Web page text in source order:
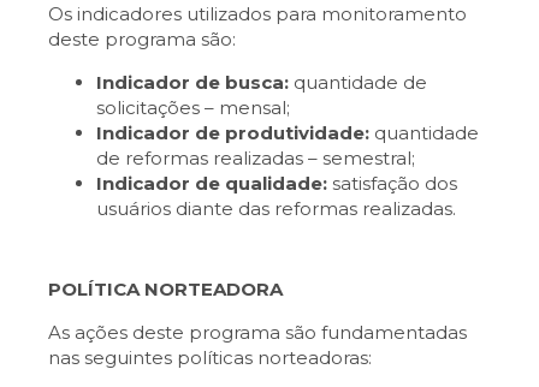
Os indicadores utilizados para monitoramento
deste programa são:
Indicador de busca: quantidade de
solicitações – mensal;
Indicador de produtividade: quantidade
de reformas realizadas – semestral;
Indicador de qualidade: satisfação dos
usuários diante das reformas realizadas.
POLÍTICA NORTEADORA
As ações deste programa são fundamentadas
nas seguintes políticas norteadoras: